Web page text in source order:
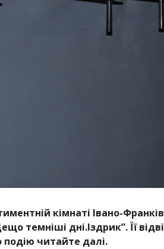
кімнаті Івано-
темніші дні.Іздрик”. Її
читайте далі.